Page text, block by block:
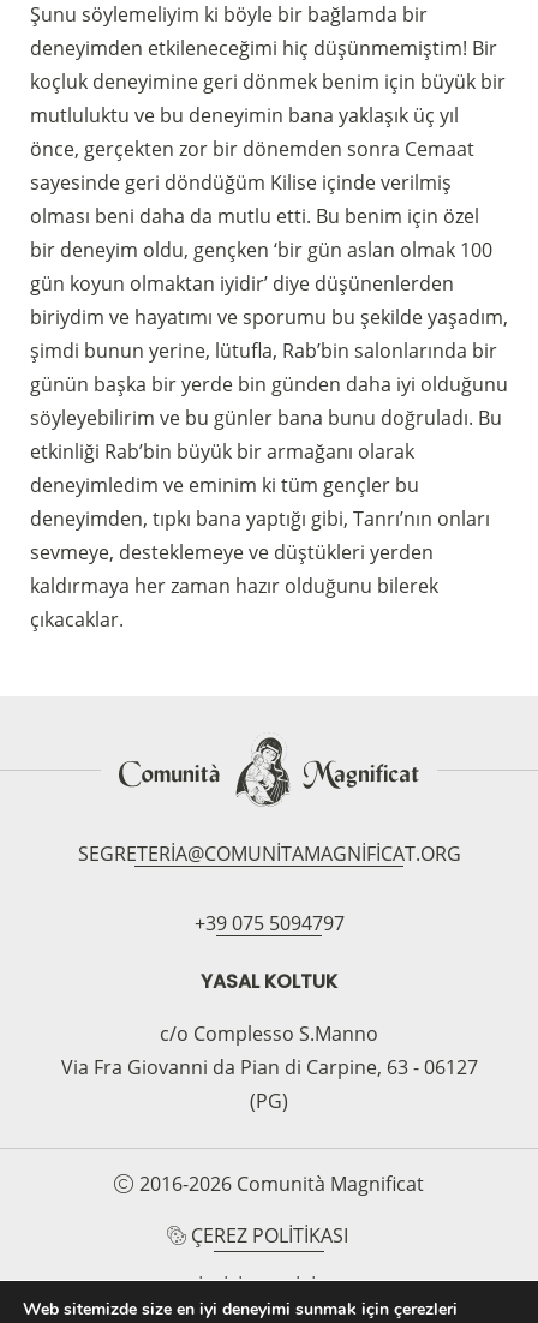
Şunu söylemeliyim ki böyle bir bağlamda bir
deneyimden etkileneceğimi hiç düşünmemiştim! Bir
koçluk deneyimine geri dönmek benim için büyük bir
mutluluktu ve bu deneyimin bana yaklaşık üç yıl
önce, gerçekten zor bir dönemden sonra Cemaat
sayesinde geri döndüğüm Kilise içinde verilmiş
olması beni daha da mutlu etti. Bu benim için özel
bir deneyim oldu, gençken ‘bir gün aslan olmak 100
gün koyun olmaktan iyidir’ diye düşünenlerden
biriydim ve hayatımı ve sporumu bu şekilde yaşadım,
şimdi bunun yerine, lütufla, Rab’bin salonlarında bir
günün başka bir yerde bin günden daha iyi olduğunu
söyleyebilirim ve bu günler bana bunu doğruladı. Bu
etkinliği Rab’bin büyük bir armağanı olarak
deneyimledim ve eminim ki tüm gençler bu
deneyimden, tıpkı bana yaptığı gibi, Tanrı’nın onları
sevmeye, desteklemeye ve düştükleri yerden
kaldırmaya her zaman hazır olduğunu bilerek
çıkacaklar.
SEGRETERIA@COMUNITAMAGNIFICAT.ORG
+39 075 5094797
YASAL KOLTUK
c/o Complesso S.Manno
Via Fra Giovanni da Pian di Carpine, 63 - 06127
(PG)
2016-2026 Comunità Magnificat
ÇEREZ POLITIKASI
GIZLILIK POLITIKASI
Web sitemizde size en iyi deneyimi sunmak için çerezleri